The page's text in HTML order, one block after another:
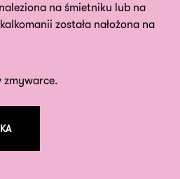
na śmietniku lub na
została nałożona na
zmywarce.